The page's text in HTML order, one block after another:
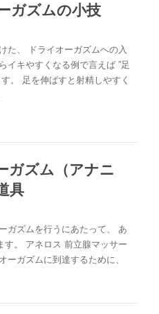
ガズムの小技
た、 ドライオーガズムへの入
イキやすくなる例で言えば ”足
。 足を伸ばすと射精しやすく
ガズム（アナニ
具
ガズムを行うにあたって、 あ
す。 アネロス 前立腺マッサー
ーガズムに到達するために、